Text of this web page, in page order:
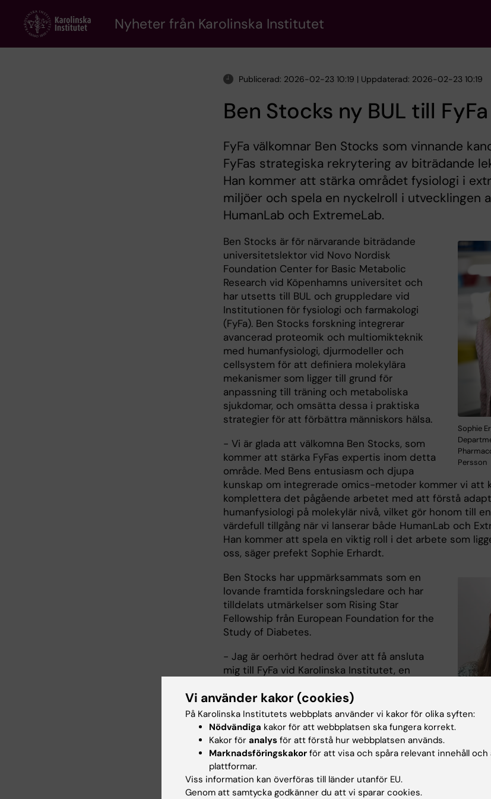
content
Nyheter från Karolinska Institutet
Publicerad: 2026-02-23 10:19 | Uppdaterad: 2026-02-23 10:19
Ben Stocks ny BUL till FyFa
FyFa välkomnar Ben Stocks som vinnande
FyFas strategiska rekrytering av biträdande
Han kommer att stärka området fysiologi i
miljöer och spela en nyckelroll i utvecklingen
HumanLab och ExtremeLab.
Sophie
Persson
Ben Stocks är för närvarande biträdande
universitetslektor vid Novo Nordisk
Foundation Center for Basic Metabolic
Research vid Köpenhamns universitet och
har utsetts till BUL och gruppledare vid
Institutionen för fysiologi och farmakologi
(FyFa). Ben Stocks forskning integrerar
avancerad proteomik och multiomikteknik
med humanfysiologi, djurmodeller och
cellsystem för att definiera molekylära
mekanismer som ligger till grund för
anpassning till träning och metaboliska
sjukdomar, och omsätta dessa i praktiska
strategier för att förbättra människors hälsa.
- Vi är glada att välkomna Ben Stocks, som
kommer att stärka FyFas expertis inom detta
område. Med Bens entusiasm och djupa
kunskap om integrerade omics-metoder kommer vi att
komplettera det pågående arbetet med att förstå
humanfysiologi på molekylär nivå, vilket gör honom till
värdefull tillgång när vi lanserar både HumanLab och
Han kommer att spela en viktig roll i det arbete som
oss, säger prefekt Sophie Erhardt.
Ben Stocks har uppmärksammats som en
lovande framtida forskningsledare och har
tilldelats utmärkelser som Rising Star
Fellowship från European Foundation for the
Study of Diabetes.
- Jag är oerhört hedrad över att få ansluta
mig till FyFa vid Karolinska Institutet, en
och translationell medicinsk forskning. Jag
ser särskilt fram emot att dra nytta av de
strategiska investeringarna i HumanLab och
ExtremeLab inom FyFa. Dessa anläggningar
kommer att göra det möjligt för mig att driva
mitt forskningsprogram mot nya gränser inom
human molekylär fysiologi, säger Ben Stocks.
Vi använder kakor (cookies)
På Karolinska Institutets webbplats använder vi kakor för olika syften:
Nödvändiga kakor för att webbplatsen ska fungera korrekt.
Kakor för analys för att förstå hur webbplatsen används.
Marknadsföringskakor för att visa och spåra relevant innehåll
plattformar.
Viss information kan överföras till länder utanför EU.
Genom att samtycka godkänner du att vi sparar cookies.